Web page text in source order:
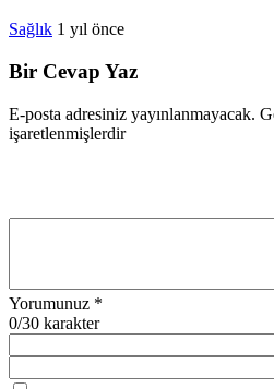
Sağlık 1 yıl önce
Bir Cevap Yaz
E-posta adresiniz yayınlanmayacak.
işaretlenmişlerdir
Yorumunuz *
0/30 karakter